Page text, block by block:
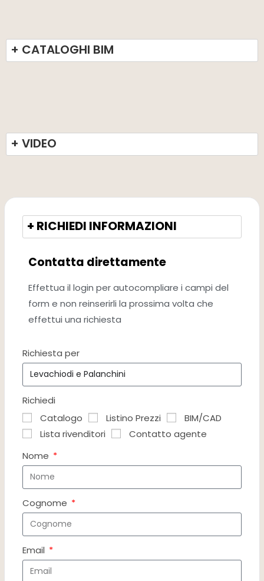
+ CATALOGHI BIM
+ VIDEO
+ RICHIEDI INFORMAZIONI
Contatta direttamente
Effettua il login per autocompliare i campi del
form e non reinserirli la prossima volta che
effettui una richiesta
Richiesta per
Richiedi
Catalogo
Listino Prezzi
BIM/CAD
Lista rivenditori
Contatto agente
Nome
Cognome
Email